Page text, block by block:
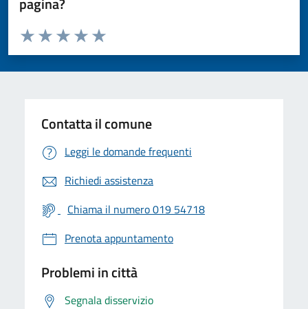
Valuta da 1 a 5 stelle la pagina
Valuta 5 stelle su 5
Valuta 4 stelle su 5
Valuta 3 stelle su 5
Valuta 2 stelle su 5
Valuta 1 stelle su 5
Contatta il comune
Leggi le domande frequenti
Richiedi assistenza
Chiama il numero 019 54718
Prenota appuntamento
Problemi in città
Segnala disservizio